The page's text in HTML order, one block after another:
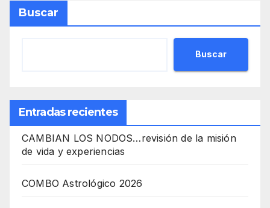
Buscar
Buscar
Entradas recientes
CAMBIAN LOS NODOS…revisión de la misión
de vida y experiencias
COMBO Astrológico 2026